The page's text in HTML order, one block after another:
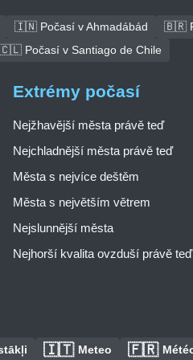
🇮🇳 Počasí v Ahmadábád
🇧🇷
🇨🇱 Počasí v Santiago de Chile
Extrémy počasí
Nejžhavější města právě teď
Nejchladnější města právě teď
Města s nejvíce deštěm
Města s největším větrem
Nejslunnější města
Nejhorší kvalita ovzduší právě teď
🇮🇹 Meteo 🇫🇷